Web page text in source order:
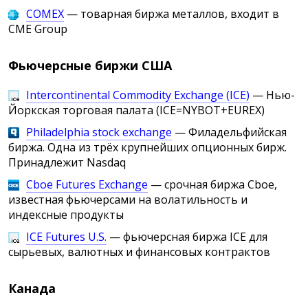
COMEX — товарная биржа металлов, входит в
CME Group
Фьючерсные биржи США
Intercontinental Commodity Exchange (ICE) — Нью-
Йоркская торговая палата (ICE=NYBOT+EUREX)
Philadelphia stock exchange — Филадельфийская
биржа. Одна из трёх крупнейших опционных бирж.
Принадлежит Nasdaq
Cboe Futures Exchange — срочная биржа Cboe,
известная фьючерсами на волатильность и
индексные продукты
ICE Futures U.S. — фьючерсная биржа ICE для
сырьевых, валютных и финансовых контрактов
Канада